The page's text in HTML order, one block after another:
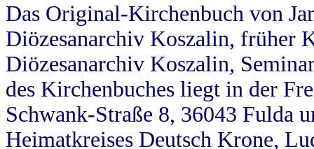
Das Original-Kirchenbuch von
Diözesanarchiv Koszalin, früher
Diözesanarchiv Koszalin,
des Kirchenbuches liegt in der
Schwank-Straße 8, 36043 Fulda
Heimatkreises Deutsch Krone,